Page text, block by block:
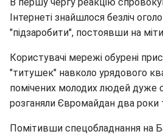
Інтернеті знайшлося безліч
"підзаробити", постоявши на
Користувачі мережі обурені
"титушек" навколо урядового
помічених молодих людей дуже
розганяли Євромайдан два роки
Помітивши спецобладнання на